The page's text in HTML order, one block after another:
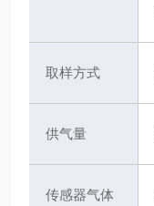
取样方式
供气量
传感器气体